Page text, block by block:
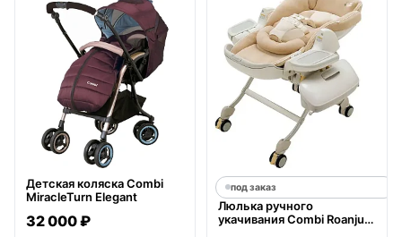
нет в продаже
Детская коляска Combi
MiracleTurn Elegant
32 000 ₽
под заказ
Люлька ручного
укачивания Combi Roanju